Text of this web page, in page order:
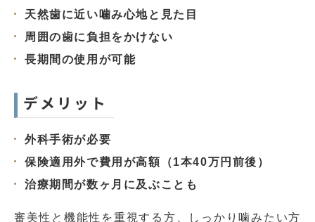
天然歯に近い噛み心地と見た目
周囲の歯に負担をかけない
長期間の使用が可能
デメリット
外科手術が必要
保険適用外で費用が高額（1本40万円前後）
治療期間が数ヶ月に及ぶことも
審美性と機能性を重視する方、しっかり噛みたい方